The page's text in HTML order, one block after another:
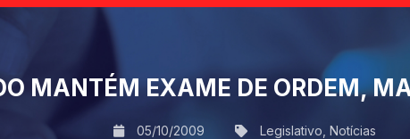
MANTÉM EXAME DE ORDEM,
05/10/2009 Legislativo Notícias